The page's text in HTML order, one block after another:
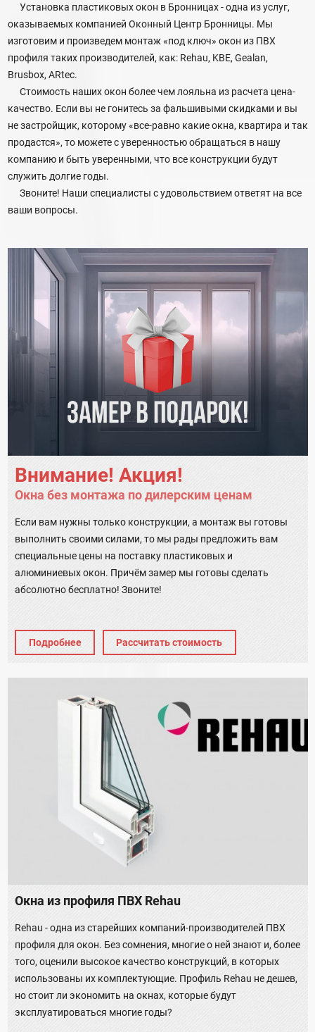
Установка пластиковых окон в Бронницах - одна из услуг,
оказываемых компанией Оконный Центр Бронницы. Мы
изготовим и произведем монтаж «под ключ» окон из ПВХ
профиля таких производителей, как: Rehau, KBE, Gealan,
Brusbox, ARtec.
Стоимость наших окон более чем лояльна из расчета цена-
качество. Если вы не гонитесь за фальшивыми скидками и вы
не застройщик, которому «все-равно какие окна, квартира и так
продастся», то можете с уверенностью обращаться в нашу
компанию и быть уверенными, что все конструкции будут
служить долгие годы.
Звоните! Наши специалисты с удовольствием ответят на все
ваши вопросы.
Внимание! Акция!
Окна без монтажа по дилерским ценам
Если вам нужны только конструкции, а монтаж вы готовы
выполнить своими силами, то мы рады предложить вам
специальные цены на поставку пластиковых и
алюминиевых окон. Причём замер мы готовы сделать
абсолютно бесплатно! Звоните!
Подробнее Рассчитать стоимость
Окна из профиля ПВХ Rehau
Rehau - одна из старейших компаний-производителей ПВХ
профиля для окон. Без сомнения, многие о ней знают и, более
того, оценили высокое качество конструкций, в которых
использованы их комплектующие. Профиль Rehau не дешев,
но стоит ли экономить на окнах, которые будут
эксплуатироваться многие годы?